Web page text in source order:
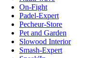
On-Fight
Padel-Expert
Pecheur-Store
Pet and Garden
Slowood Interior
Smash-Expert